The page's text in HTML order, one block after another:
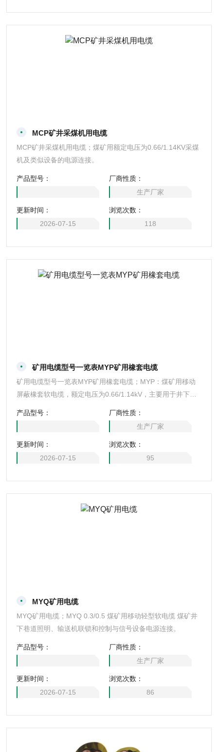
MCP矿井采煤机用电缆
MCP矿井采煤机用电缆；煤矿用额定电压为0.66/1.14KV采煤
机及类似设备的电源连接。
产品型号：
厂商性质：
生产厂家
更新时间：
2026-07-15
浏览次数：
118
矿用电缆型号一览表MYP矿用橡套电缆
矿用电缆型号一览表MYP矿用橡套电缆；MYP：煤矿用移动
屏蔽橡套软电缆，额定电压为0.66/1.14kV，主要用于井下采
产品型号：
厂商性质：
生产厂家
更新时间：
2026-07-15
浏览次数：
95
MYQ矿用电缆
MYQ矿用电缆；MYQ 0.3/0.5 煤矿用移动轻型软电缆 煤矿井
下巷道照明、输送机联锁和控制与信号设备电源连接。
产品型号：
厂商性质：
生产厂家
更新时间：
2026-07-15
浏览次数：
86